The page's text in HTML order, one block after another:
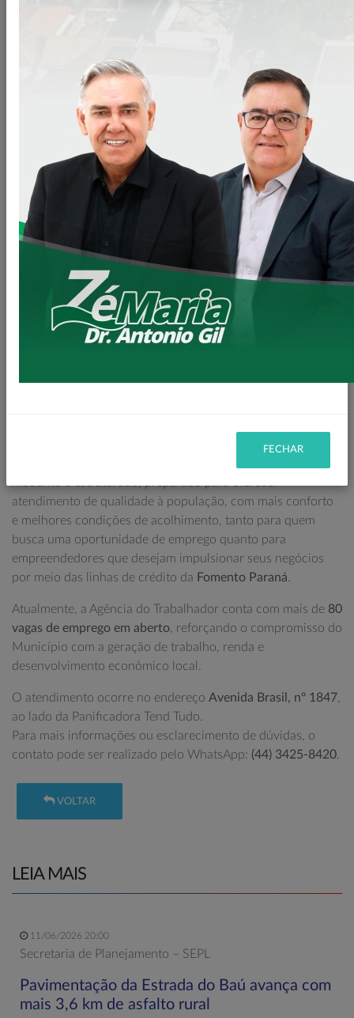
A Prefeitura Municipal informa que, a partir do dia 12 deste
Agência do Trabalhador e aSala do Empreendedor
passaram a atender em novo endereço, localizado na
Avenida Brasil, nº 1847, ao lado da Panificadora Tend Tudo.
A inauguração marca a entrega de um ambiente mais amplo,
moderno e estruturado, preparado para oferecer
atendimento de qualidade à população, com mais conforto
e melhores condições de acolhimento, tanto para quem
busca uma oportunidade de emprego quanto para
empreendedores que desejam impulsionar seus negócios
por meio das linhas de crédito da Fomento Paraná.
Atualmente, a Agência do Trabalhador conta com mais de 80
vagas de emprego em aberto, reforçando o compromisso do
Município com a geração de trabalho, renda e
desenvolvimento econômico local.
O atendimento ocorre no endereço Avenida Brasil, nº 1847,
ao lado da Panificadora Tend Tudo.
Para mais informações ou esclarecimento de dúvidas, o
contato pode ser realizado pelo WhatsApp: (44) 3425-8420.
VOLTAR
LEIA MAIS
11/06/2026 20:00
Secretaria de Planejamento – SEPL
Pavimentação da Estrada do Baú avança com
mais 3,6 km de asfalto rural
FECHAR